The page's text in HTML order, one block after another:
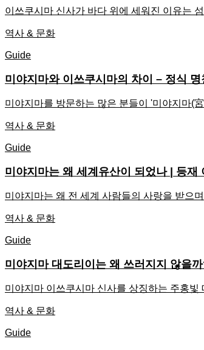
이쓰쿠시마 신사가 바다 위에 세워진 이유는
역사 & 문화
Guide
미야지마와 이쓰쿠시마의 차이 – 정식 명
미야지마를 방문하는 많은 분들이 '미야지마(
역사 & 문화
Guide
미야지마는 왜 세계유산이 되었나 | 등재
미야지마는 왜 전 세계 사람들의 사랑을 받으
역사 & 문화
Guide
미야지마 대도리이는 왜 쓰러지지 않을
미야지마 이쓰쿠시마 신사를 상징하는 주홍
역사 & 문화
Guide